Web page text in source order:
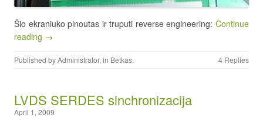
Šio ekraniuko pinoutas ir truputi reverse engineering: Continue
reading →
Published byAdministrator, in Betkas. 4 Replies
LVDS SERDES sinchronizacija
April 1, 2009